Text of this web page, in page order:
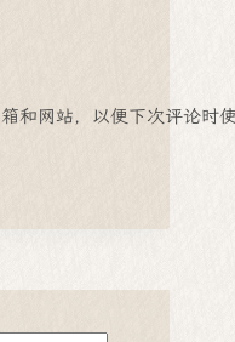
和网站，以便下次评论时